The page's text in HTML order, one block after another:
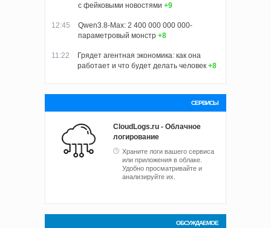
с фейковыми новостями +9
12:45
Qwen3.8-Max: 2 400 000 000 000-
параметровый монстр +8
11:22
Грядет агентная экономика: как она
работает и что будет делать человек +8
СЕРВИСЫ
CloudLogs.ru - Облачное
логирование
Храните логи вашего сервиса
или приложения в облаке.
Удобно просматривайте и
анализируйте их.
ОБСУЖДАЕМОЕ